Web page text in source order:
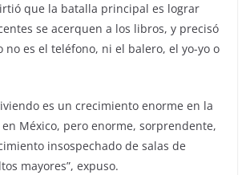
que la batalla principal es lograr
se acerquen a los libros, y precisó
no es el teléfono, ni el balero, el yo-yo o
es un crecimiento enorme en la
México, pero enorme, sorprendente,
insospechado de salas de
mayores”, expuso.